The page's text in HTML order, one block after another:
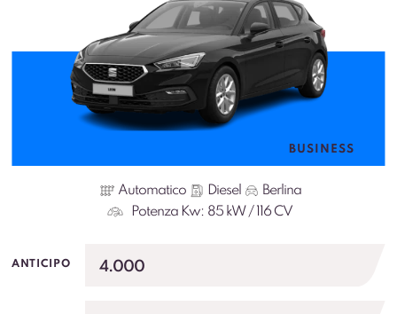
BUSINESS
Automatico Diesel
Berlina
Potenza Kw: 85 kW / 116 CV
ANTICIPO 4.000